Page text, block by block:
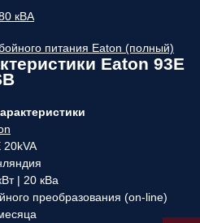
кВА
питания Eaton (полный)
Eaton 93E
20kVA
| 20 кВа
преобразования (on-line)